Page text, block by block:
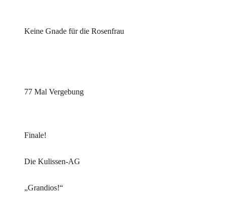
Keine Gnade für die Rosenfrau
77 Mal Vergebung
Finale!
Die Kulissen-AG
„Grandios!“